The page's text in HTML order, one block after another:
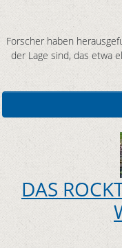
Forscher haben
der Lage sind, das etwa
DAS